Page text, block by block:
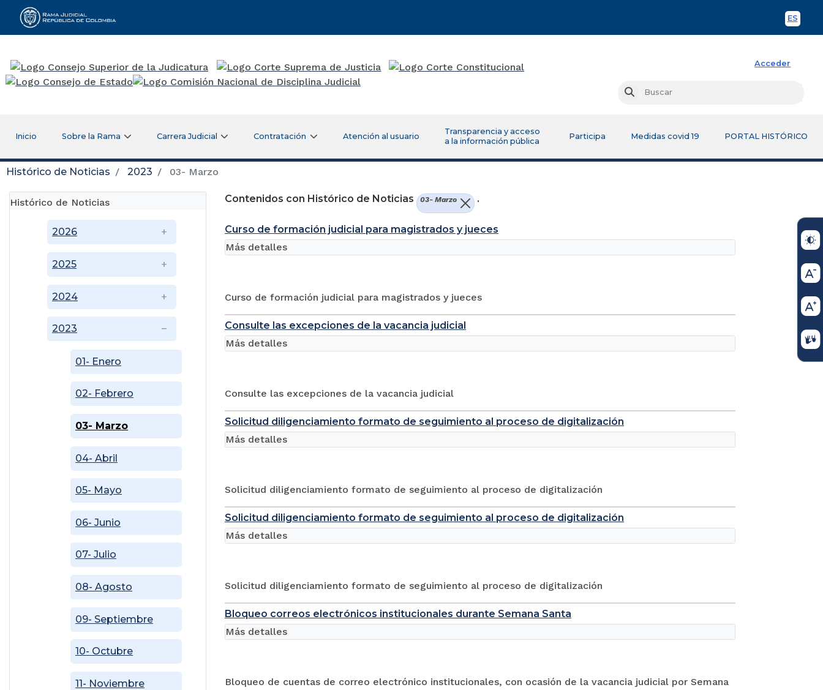
ES
Rama Judicial
Acceder
Buscar
Inicio Sobre la Rama Carrera Judicial Contratación Atención al usuario
Transparencia y acceso
a la información pública
Participa Medidas covid 19 PORTAL HISTÓRICO
Histórico de Noticias 2023 03- Marzo
Histórico de Noticias
2023
01- Enero
02- Febrero
03- Marzo
04- Abril
05- Mayo
06- Junio
07- Julio
08- Agosto
09- Septiembre
10- Octubre
11- Noviembre
2024
2025
2026
Contenidos con Histórico de Noticias 03- Marzo .
Curso de formación judicial para magistrados y jueces
Curso de formación judicial para magistrados y jueces
Más detalles
Consulte las excepciones de la vacancia judicial
Consulte las excepciones de la vacancia judicial
Más detalles
Solicitud diligenciamiento formato de seguimiento al proceso de digitalización
Solicitud diligenciamiento formato de seguimiento al proceso de digitalización
Más detalles
Solicitud diligenciamiento formato de seguimiento al proceso de digitalización
Solicitud diligenciamiento formato de seguimiento al proceso de digitalización
Más detalles
Bloqueo correos electrónicos institucionales durante Semana Santa
Bloqueo de cuentas de correo electrónico institucionales, con ocasión de la vacancia judicial por Semana
Más detalles